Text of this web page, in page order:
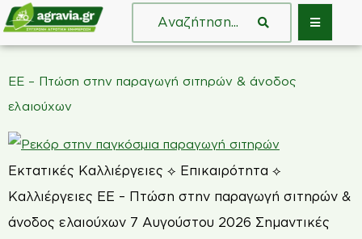
ΕΕ – Πτώση στην παραγωγή σιτηρών & άνοδος
ελαιούχων
Εκτατικές Καλλιέργειες ⟡ Επικαιρότητα ⟡
Καλλιέργειες ΕΕ – Πτώση στην παραγωγή σιτηρών &
άνοδος ελαιούχων 7 Αυγούστου 2026 Σημαντικές